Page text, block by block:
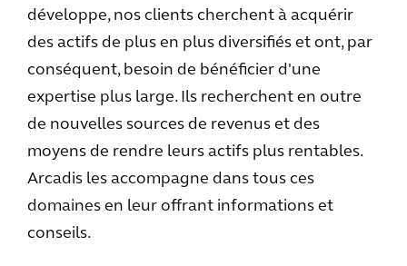
développe, nos clients cherchent à acquérir
des actifs de plus en plus diversifiés et ont, par
conséquent, besoin de bénéficier d'une
expertise plus large. Ils recherchent en outre
de nouvelles sources de revenus et des
moyens de rendre leurs actifs plus rentables.
Arcadis les accompagne dans tous ces
domaines en leur offrant informations et
conseils.